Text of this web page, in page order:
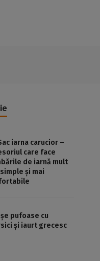
iarna carucior –
care face
de iarnă mult
și mai
pufoase cu
și iaurt grecesc